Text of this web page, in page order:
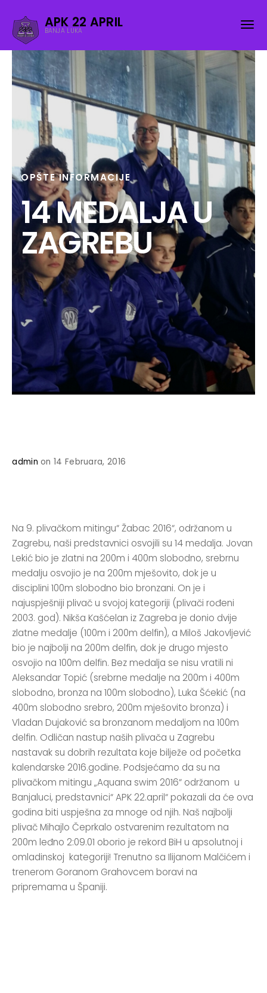
APK 22 APRIL
BANJA LUKA
OPŠTE INFORMACIJE
14 MEDALJA U
ZAGREBU
admin on 14 Februara, 2016
Na 9. plivačkom mitingu“ Žabac 2016“, održanom u
Zagrebu, naši predstavnici osvojili su 14 medalja. Jovan
Lekić bio je zlatni na 200m i 400m slobodno, srebrnu
medalju osvojio je na 200m mješovito, dok je u
disciplini 100m slobodno bio bronzani. On je i
najuspješniji plivač u svojoj kategoriji (plivači rođeni
2003. god). Nikša Kašćelan iz Zagreba je donio dvije
zlatne medalje (100m i 200m delfin), a Miloš Jakovljević
bio je najbolji na 200m delfin, dok je drugo mjesto
osvojio na 100m delfin. Bez medalja se nisu vratili ni
Aleksandar Topić (srebrne medalje na 200m i 400m
slobodno, bronza na 100m slobodno), Luka Šćekić (na
400m slobodno srebro, 200m mješovito bronza) i
Vladan Dujaković sa bronzanom medaljom na 100m
delfin. Odličan nastup naših plivača u Zagrebu
nastavak su dobrih rezultata koje bilježe od početka
kalendarske 2016.godine. Podsjećamo da su na
plivačkom mitingu „Aquana swim 2016“ održanom u
Banjaluci, predstavnici“ APK 22.april“ pokazali da će ova
godina biti uspješna za mnoge od njih. Naš najbolji
plivač Mihajlo Čeprkalo ostvarenim rezultatom na
200m leđno 2:09.01 oborio je rekord BiH u apsolutnoj i
omladinskoj kategoriji! Trenutno sa Ilijanom Malčićem i
trenerom Goranom Grahovcem boravi na
pripremama u Španiji.